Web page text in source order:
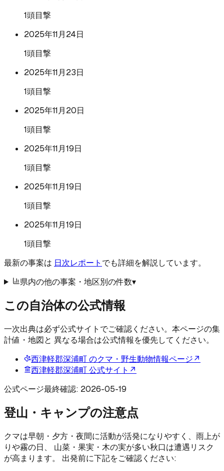
1頭目撃
2025年11月24日
1頭目撃
2025年11月23日
1頭目撃
2025年11月20日
1頭目撃
2025年11月19日
1頭目撃
2025年11月19日
1頭目撃
2025年11月19日
1頭目撃
最新の事案は 日次レポート でも詳細を解説しています。
県内の他の事案・地区別の件数▾
この自治体の公式情報
一次出典は必ず公式サイトでご確認ください。本ページの集
計値・地図と 異なる場合は公式情報を優先してください。
西津軽郡深浦町のクマ・野生動物情報ページ↗
西津軽郡深浦町公式サイト ↗
公式ページ最終確認: 2026-05-19
登山・キャンプの注意点
クマは早朝・夕方・夜間に活動が活発になりやすく、雨上が
りや霧の日、 山菜・果実・木の実が多い秋口は遭遇リスク
が高まります。 出発前に下記をご確認ください: